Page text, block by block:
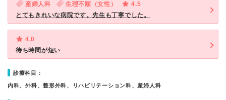
産婦人科 生理不順（女性）
4.5
とてもきれいな病院です。先生も丁寧でした。
4.0
待ち時間が短い
診療科目：
内科、外科、整形外科、リハビリテーション科、産婦人科